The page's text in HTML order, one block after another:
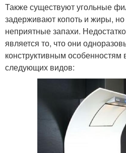
Также существуют угольные
задерживают копоть и жиры,
неприятные запахи.
является то, что они
конструктивным
следующих видов: